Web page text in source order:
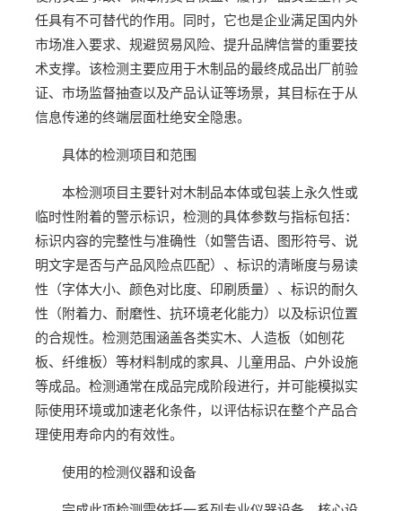
任具有不可替代的作用。同时，它也是企业满足国内外
市场准入要求、规避贸易风险、提升品牌信誉的重要技
术支撑。该检测主要应用于木制品的最终成品出厂前验
证、市场监督抽查以及产品认证等场景，其目标在于从
信息传递的终端层面杜绝安全隐患。
具体的检测项目和范围
本检测项目主要针对木制品本体或包装上永久性或
临时性附着的警示标识，检测的具体参数与指标包括：
标识内容的完整性与准确性（如警告语、图形符号、说
明文字是否与产品风险点匹配）、标识的清晰度与易读
性（字体大小、颜色对比度、印刷质量）、标识的耐久
性（附着力、耐磨性、抗环境老化能力）以及标识位置
的合规性。检测范围涵盖各类实木、人造板（如刨花
板、纤维板）等材料制成的家具、儿童用品、户外设施
等成品。检测通常在成品完成阶段进行，并可能模拟实
际使用环境或加速老化条件，以评估标识在整个产品合
理使用寿命内的有效性。
使用的检测仪器和设备